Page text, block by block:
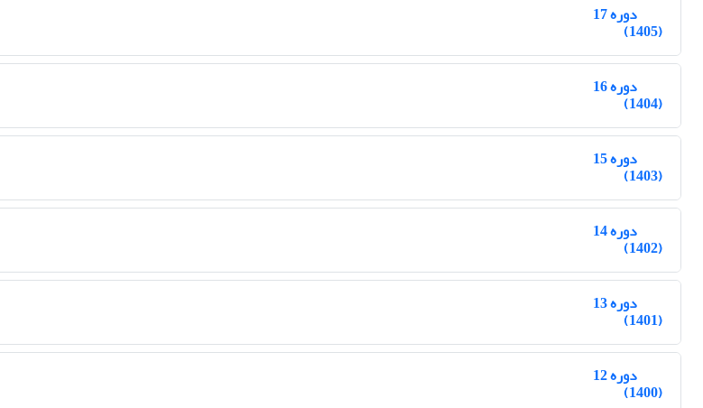
دوره 17
(1405)
دوره 16
(1404)
دوره 15
(1403)
دوره 14
(1402)
دوره 13
(1401)
دوره 12
(1400)